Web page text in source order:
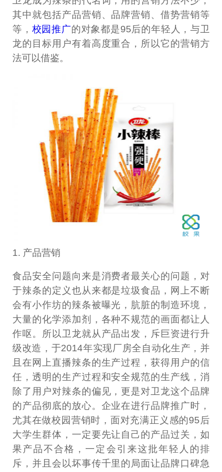
其中就包括产品营销、品牌营销、借势营销等
等， 校园推广的对象都是95后的年轻人，与卫
龙的目标用户有着高度重合，所以它的营销方
法可以借鉴。
1. 产品营销
食品安全问题向来是消费者最关心的问题，对
于辣条的定义也从来都是垃圾食品，网上不断
会有小作坊的辣条被曝光，肮脏的制造环境，
大量的化学添加剂，各种不规范的画面都让人
作呕。所以卫龙就从产品出发，斥巨资进行升
级改造，于2014年实现厂房全自动化生产，并
且在网上直播辣条的生产过程，获得用户的信
任，透明的生产过程和安全规范的生产线，消
除了用户对辣条的偏见，更是对卫龙这个品牌
的产品彻底的放心。企业在进行品牌推广时，
尤其在做校园营销时，面对充满正义感的95后
大学生群体，一定要先让自己的产品过关，如
果产品不合格，一定会引来这批年轻人的排
斥，并且会以坏事传千里的局面让品牌口碑急